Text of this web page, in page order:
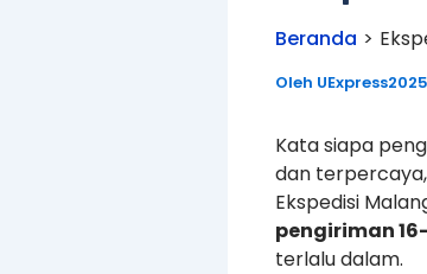
Beranda
Oleh UExpress2025
Kata siapa
dan
Ekspedisi
pengiriman
terlalu dalam.